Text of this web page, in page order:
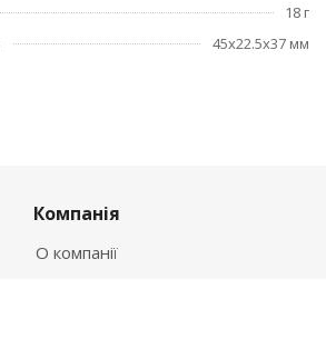
18 г
45x22.5x37 мм
Компанія
О компанії